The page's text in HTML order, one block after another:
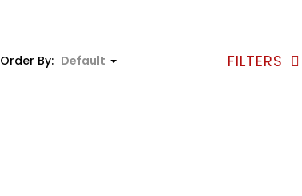
Order By: Default FILTERS